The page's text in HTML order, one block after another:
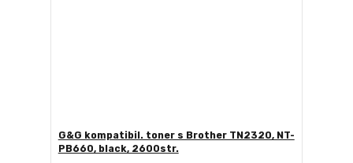
G&G kompatibil. toner s Brother TN2320, NT-
PB660, black, 2600str.